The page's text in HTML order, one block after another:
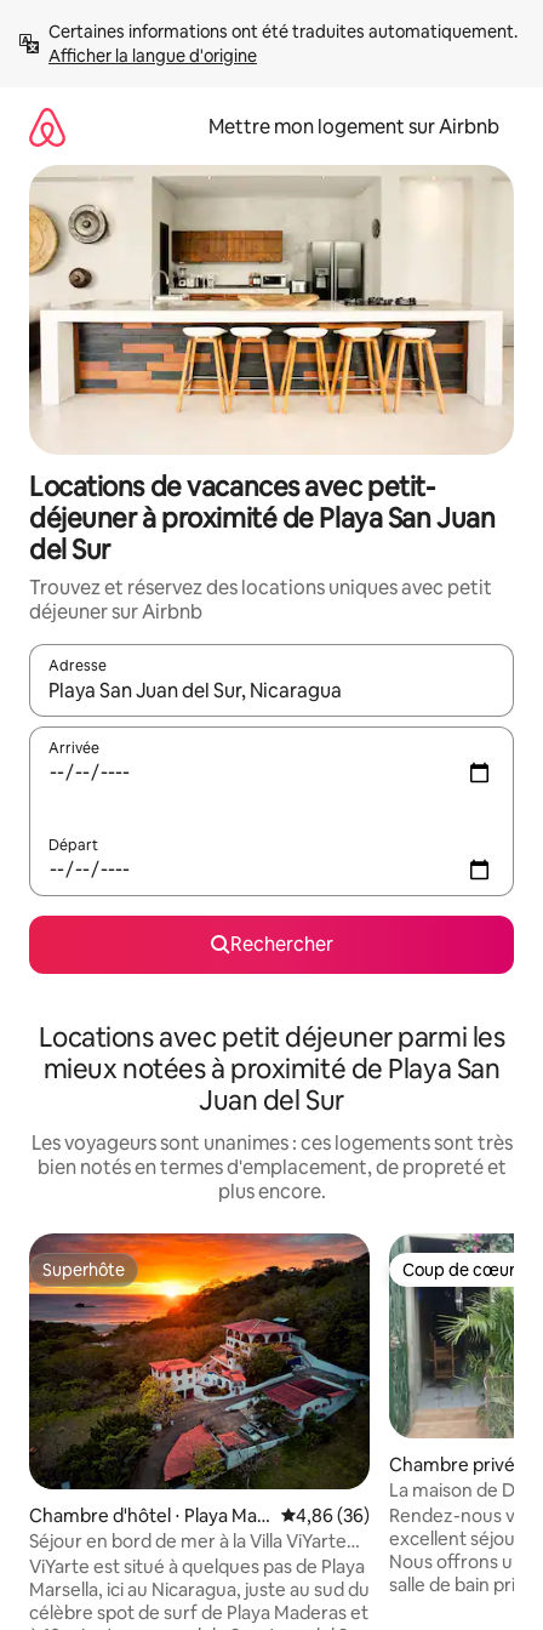
directement
Afficher la langue d'origine
Mettre mon logement sur Airbnb
Locations de vacances avec petit-
déjeuner à proximité de Playa San Juan
del Sur
Trouvez et réservez des locations uniques avec petit
déjeuner sur Airbnb
Adresse
Lorsque les résultats s'affichent, utilisez les flèches vers le
Arrivée
Départ
Rechercher
Locations avec petit déjeuner parmi les
mieux notées à proximité de Playa San
Juan del Sur
Les voyageurs sont unanimes : ces logements sont très
bien notés en termes d'emplacement, de propreté et
plus encore.
Superhôte
Superhôte
Chambre d'hôtel ⋅ Playa Mar
sella
Évaluation moyenne sur la
4,86 (36)
Séjour en bord de mer à la Villa ViYarte
(avec petit déjeuner gratuit)
ViYarte est situé à quelques pas de Playa
Marsella, ici au Nicaragua, juste au sud du
célèbre spot de surf de Playa Maderas et
Coup de cœur
Coup de cœur
Chambre privée ⋅
el Sur
La maison de
Rendez-nous
excellent séjour
Nous offrons une
salle de bain